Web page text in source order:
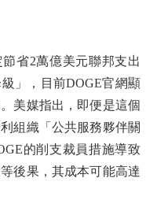
省2萬億美元聯邦支出
」，目前DOGE官網顯
美媒指出，即便是這個
組織「公共服務夥伴關
的削支裁員措施導致
後果，其成本可能高達